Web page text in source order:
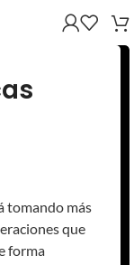
tomando más
que
forma